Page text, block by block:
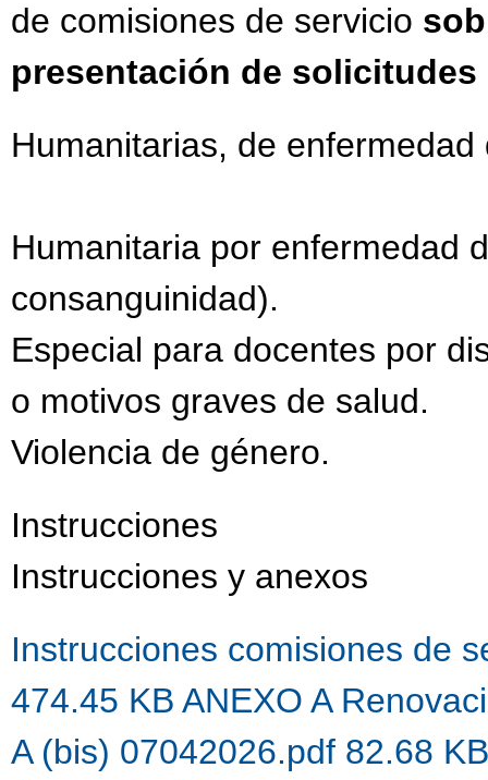
de comisiones de servicio
presentación de solicitudes
Humanitarias, de
Humanitaria por enfermedad
consanguinidad).
Especial para docentes por
o motivos graves de salud.
Violencia de género.
Instrucciones
Instrucciones y anexos
Instrucciones comisiones de
474.45 KB ANEXO A
A (bis) 07042026.pdf 82.68